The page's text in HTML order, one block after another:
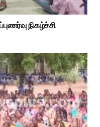
நிகழ்ச்சி